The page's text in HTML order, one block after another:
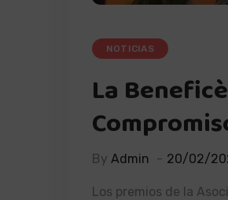
NOTICIAS
La
By Admin 20/02/
Los premios de la